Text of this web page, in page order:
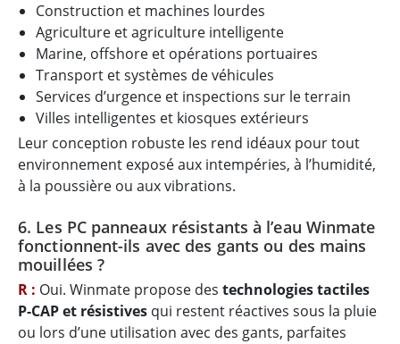
Construction et machines lourdes
Agriculture et agriculture intelligente
Marine, offshore et opérations portuaires
Transport et systèmes de véhicules
Services d’urgence et inspections sur le terrain
Villes intelligentes et kiosques extérieurs
Leur conception robuste les rend idéaux pour tout
environnement exposé aux intempéries, à l’humidité,
à la poussière ou aux vibrations.
6. Les PC panneaux résistants à l’eau Winmate
fonctionnent-ils avec des gants ou des mains
mouillées ?
R : Oui. Winmate propose des technologies tactiles
P-CAP et résistives qui restent réactives sous la pluie
ou lors d’une utilisation avec des gants, parfaites